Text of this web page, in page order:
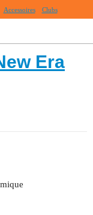
Accessoires Clubs
Era